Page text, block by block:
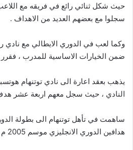
حيث شكل ثنائي رائع في فريقه مع
سجلوا مع بعضهم العديد من الاهداف .
وكما لعب في الدوري الايطالي مع نادي
ضمن الخيارات الاساسية للمدرب ، فقرر
يذهب بعقد اعارة الى نادي توتنهام
النادي ، حيث سجل معهم اربعة عشر
ساهمت في تأهل توتنهام الى بطولة
هدافين الدوري الانجليزي موسم 2005 م .